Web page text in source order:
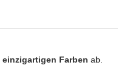
einzigartigen Farben ab.